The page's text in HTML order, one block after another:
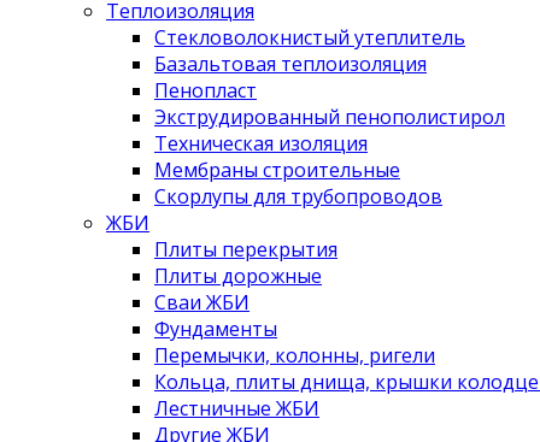
Теплоизоляция
Стекловолокнистый утеплитель
Базальтовая теплоизоляция
Пенопласт
Экструдированный пенополистирол
Техническая изоляция
Мембраны строительные
Скорлупы для трубопроводов
ЖБИ
Плиты перекрытия
Плиты дорожные
Сваи ЖБИ
Фундаменты
Перемычки, колонны, ригели
Кольца, плиты днища, крышки
Лестничные ЖБИ
Другие ЖБИ